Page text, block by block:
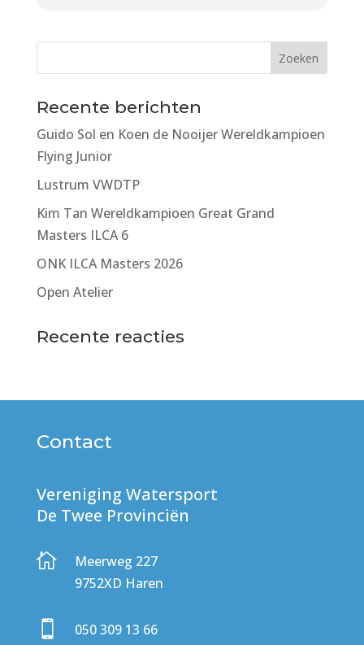
Recente berichten
Guido Sol en Koen de Nooijer Wereldkampioen
Flying Junior
Lustrum VWDTP
Kim Tan Wereldkampioen Great Grand
Masters ILCA 6
ONK ILCA Masters 2026
Open Atelier
Recente reacties
Contact
Vereniging Watersport
De Twee Provinciën

Meerweg 227
9752XD Haren
 050 309 13 66